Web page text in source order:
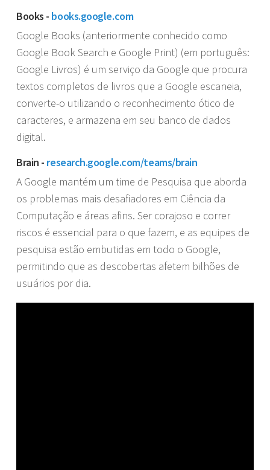
Books - books.google.com
Google Books (anteriormente conhecido como
Google Book Search e Google Print) (em português:
Google Livros) é um serviço da Google que procura
textos completos de livros que a Google escaneia,
converte-o utilizando o reconhecimento ótico de
caracteres, e armazena em seu banco de dados
digital.
Brain - research.google.com/teams/brain
A Google mantém um time de Pesquisa que aborda
os problemas mais desafiadores em Ciência da
Computação e áreas afins. Ser corajoso e correr
riscos é essencial para o que fazem, e as equipes de
pesquisa estão embutidas em todo o Google,
permitindo que as descobertas afetem bilhões de
usuários por dia.